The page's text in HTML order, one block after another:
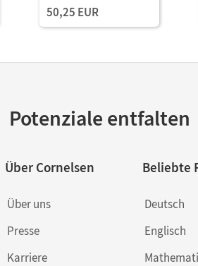
50,25 EUR
Potenziale entfalten
Über Cornelsen
Über uns
Presse
Karriere
Beliebte
Deutsch
Englisch